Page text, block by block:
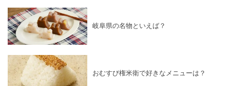
岐阜県の名物といえば？
おむすび権米衛で好きなメニューは？